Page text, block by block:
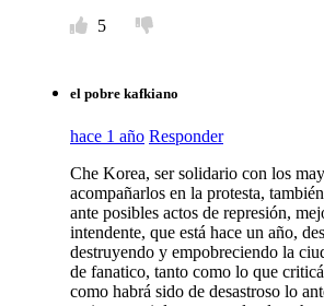
5
el pobre kafkiano
hace 1 año Responder
Che Korea, ser solidario con los
acompañarlos en la protesta,
ante posibles actos de represión,
intendente, que está hace un año,
destruyendo y empobreciendo la
de fanatico, tanto como lo que
como habrá sido de desastroso lo